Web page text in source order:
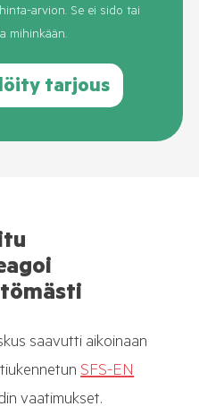
arvion. Se ei sido tai
mihinkään.
tarjous
saavutti aikoinaan
SFS-EN
vaatimukset.